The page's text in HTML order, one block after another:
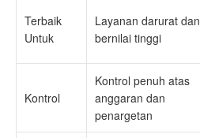
Terbaik
Untuk
Layanan darurat dan
bernilai tinggi
Kontrol
Kontrol penuh atas
anggaran dan
penargetan